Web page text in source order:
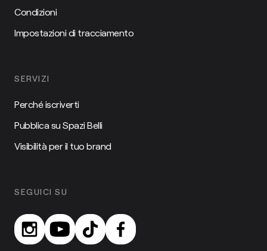
Condizioni
Impostazioni di tracciamento
SERVIZI
Perché iscriverti
Pubblica su Spazi Belli
Visibilità per il tuo brand
SEGUICI SU